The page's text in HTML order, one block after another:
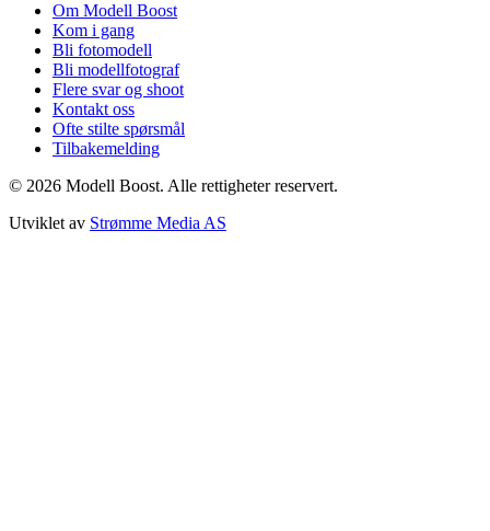
Om Modell Boost
Kom i gang
Bli fotomodell
Bli modellfotograf
Flere svar og shoot
Kontakt oss
Ofte stilte spørsmål
Tilbakemelding
© 2026 Modell Boost. Alle rettigheter reservert.
Utviklet av Strømme Media AS